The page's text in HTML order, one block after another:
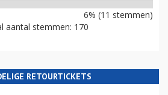
6% (11 stemmen)
aantal stemmen: 170
RETOURTICKETS